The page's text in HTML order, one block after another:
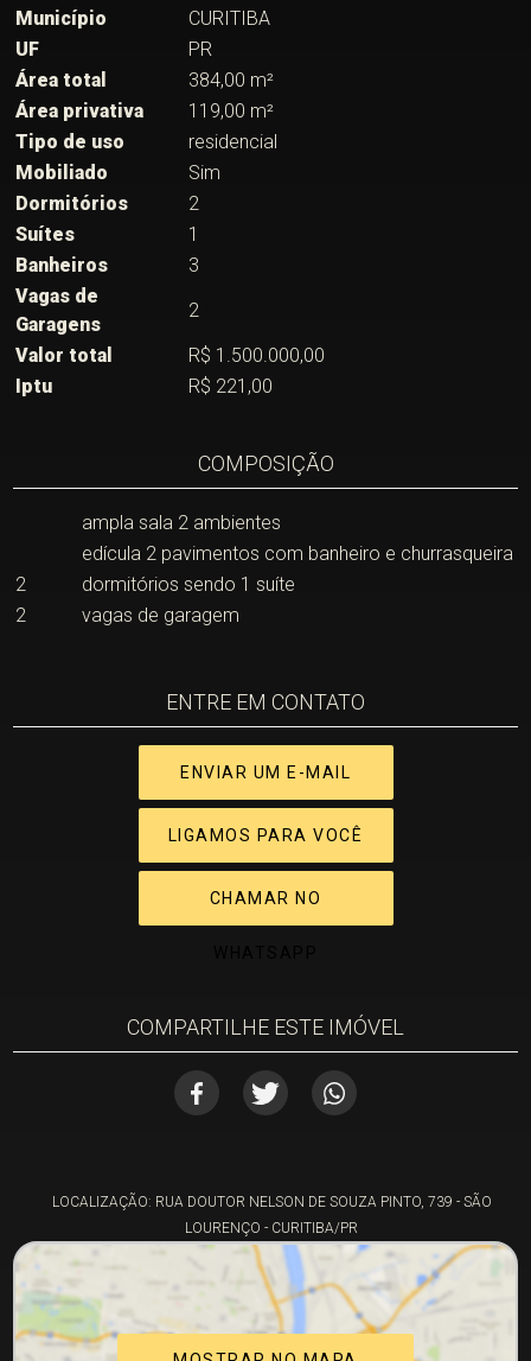
Município
CURITIBA
UF
PR
Área total
384,00 m²
Área privativa
119,00 m²
Tipo de uso
residencial
Mobiliado
Sim
Dormitórios
2
Suítes
1
Banheiros
3
Vagas de
Garagens
2
Valor total
R$ 1.500.000,00
Iptu
R$ 221,00
COMPOSIÇÃO
ampla sala 2 ambientes
edícula 2 pavimentos com banheiro e churrasqueira
2
dormitórios sendo 1 suíte
2
vagas de garagem
ENTRE EM CONTATO
ENVIAR UM E-MAIL
LIGAMOS PARA VOCÊ
CHAMAR NO
COMPARTILHE ESTE IMÓVEL
LOCALIZAÇÃO: RUA DOUTOR NELSON DE SOUZA PINTO, 739 - SÃO
LOURENÇO - CURITIBA/PR